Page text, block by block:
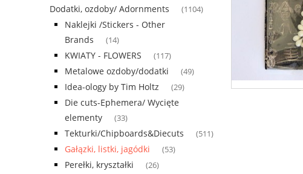
Dodatki, ozdoby/ Adornments (1104)
Naklejki /Stickers - Other
Brands
(14)
KWIATY - FLOWERS (117)
Metalowe ozdoby/dodatki (49)
Idea-ology by Tim Holtz (29)
Die cuts-Ephemera/ Wycięte
elementy
(33)
Tekturki/Chipboards&Diecuts (511)
Gałązki, listki, jagódki (53)
Perełki, kryształki (26)